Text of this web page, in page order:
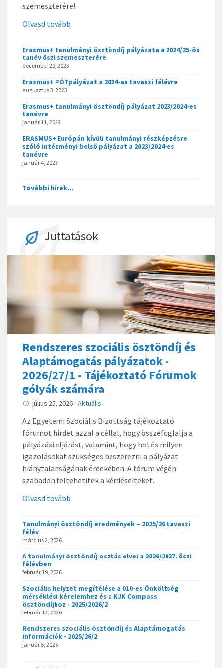
szemeszterére!
Olvasd tovább
Erasmus+ tanulmányi ösztöndíj pályázata a 2024/25-ös
tanév őszi szemeszterére
december 29, 2023
Erasmus+ PÓTpályázat a 2024-as tavaszi félévre
augusztus 3, 2023
Erasmus+ tanulmányi ösztöndíj pályázat 2023/2024-es
tanévre
január 11, 2023
ERASMUS+ Európán kívüli tanulmányi részképzésre
szóló intézményi belső pályázat a 2023/2024-es
tanévre
január 4, 2023
További hírek...
Juttatások
Rendszeres szociális ösztöndíj és
Alaptámogatás pályázatok -
2026/27/1 - Tájékoztató Fórumok
gólyák számára
július 25, 2026-Aktuális
Az Egyetemi Szociális Bizottság tájékoztató
fórumot hirdet azzal a céllal, hogy összefoglalja a
pályázási eljárást, valamint, hogy hol és milyen
igazolásokat szükséges beszerezni a pályázat
hiánytalanságának érdekében. A fórum végén
szabadon feltehetitek a kérdéseiteket.
Olvasd tovább
Tanulmányi ösztöndíj eredmények – 2025/26 tavaszi
félév
március 2, 2026
A tanulmányi ösztöndíj osztás elvei a 2026/2027. őszi
félévben
február 19, 2026
Szociális helyzet megítélése a 010-es Önköltség
mérséklési kérelemhez és a KJK Compass
ösztöndíjhoz - 2025/2026/2
február 13, 2026
Rendszeres szociális ösztöndíj és Alaptámogatás
információk - 2025/26/2
január 5, 2026